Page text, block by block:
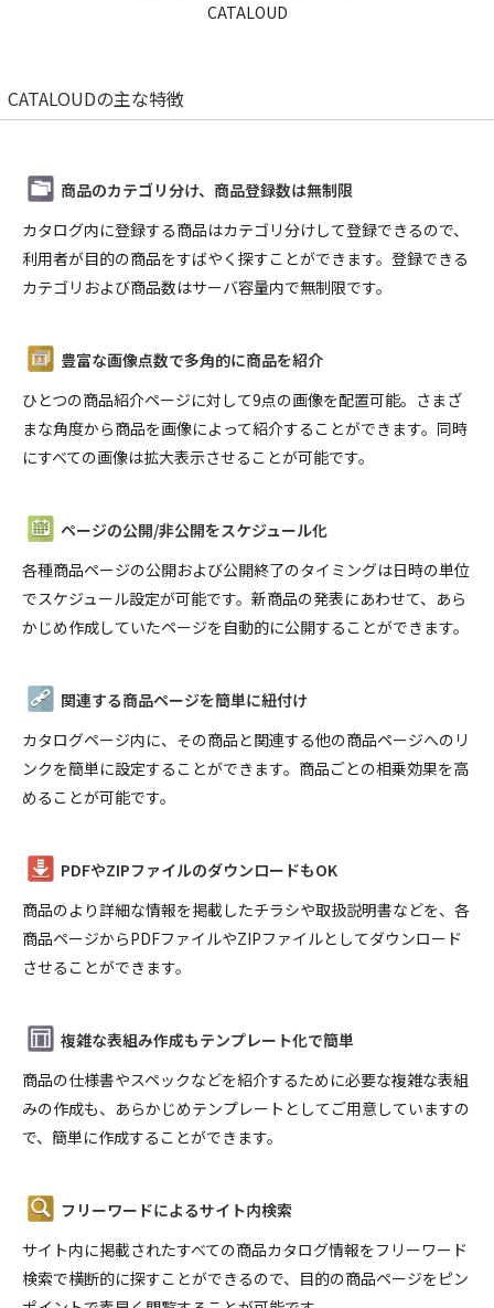
CATALOUD
CATALOUDの主な特徴
商品のカテゴリ分け、商品登録数は無制限
カタログ内に登録する商品はカテゴリ分けして登録できるので、
利用者が目的の商品をすばやく探すことができます。登録できる
カテゴリおよび商品数はサーバ容量内で無制限です。
豊富な画像点数で多角的に商品を紹介
ひとつの商品紹介ページに対して9点の画像を配置可能。さまざ
まな角度から商品を画像によって紹介することができます。同時
にすべての画像は拡大表示させることが可能です。
ページの公開/非公開をスケジュール化
各種商品ページの公開および公開終了のタイミングは日時の単位
でスケジュール設定が可能です。新商品の発表にあわせて、あら
かじめ作成していたページを自動的に公開することができます。
関連する商品ページを簡単に紐付け
カタログページ内に、その商品と関連する他の商品ページへのリ
ンクを簡単に設定することができます。商品ごとの相乗効果を高
めることが可能です。
PDFやZIPファイルのダウンロードもOK
商品のより詳細な情報を掲載したチラシや取扱説明書などを、各
商品ページからPDFファイルやZIPファイルとしてダウンロード
させることができます。
複雑な表組み作成もテンプレート化で簡単
商品の仕様書やスペックなどを紹介するために必要な複雑な表組
みの作成も、あらかじめテンプレートとしてご用意していますの
で、簡単に作成することができます。
フリーワードによるサイト内検索
サイト内に掲載されたすべての商品カタログ情報をフリーワード
検索で横断的に探すことができるので、目的の商品ページをピン